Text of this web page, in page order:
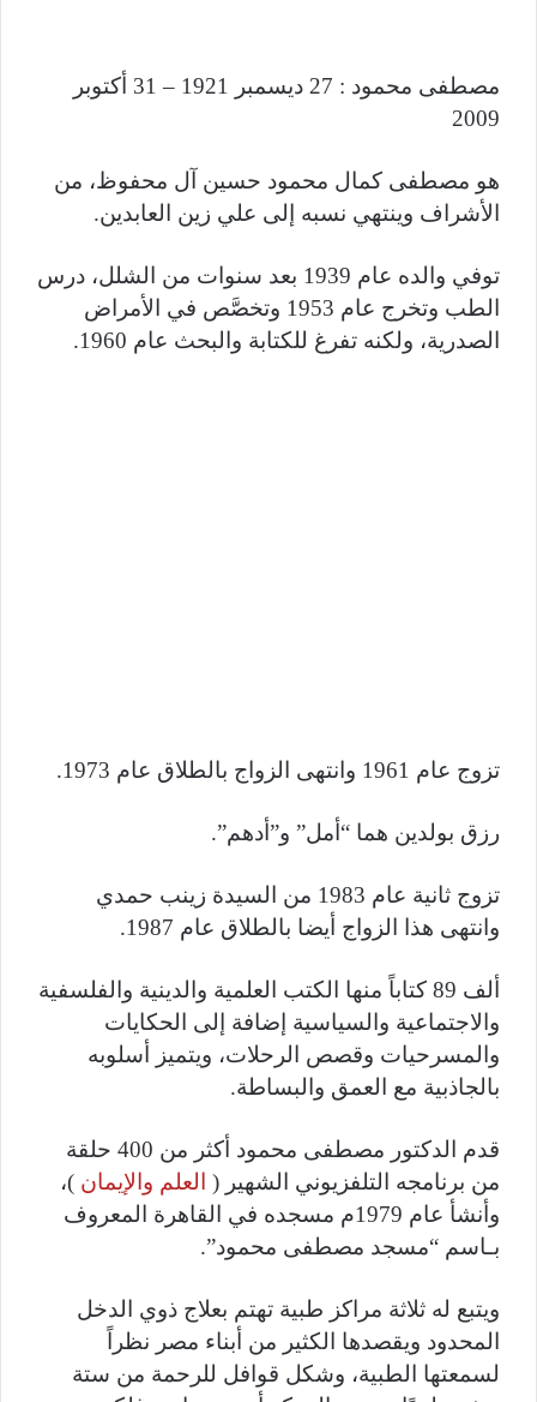
مصطفى محمود : 27 ديسمبر 1921 – 31 أكتوبر
2009
هو مصطفى كمال محمود حسين آل محفوظ، من
الأشراف وينتهي نسبه إلى علي زين العابدين.
توفي والده عام 1939 بعد سنوات من الشلل، درس
الطب وتخرج عام 1953 وتخصَّص في الأمراض
الصدرية، ولكنه تفرغ للكتابة والبحث عام 1960.
تزوج عام 1961 وانتهى الزواج بالطلاق عام 1973.
رزق بولدين هما “أمل” و”أدهم”.
تزوج ثانية عام 1983 من السيدة زينب حمدي
وانتهى هذا الزواج أيضا بالطلاق عام 1987.
ألف 89 كتاباً منها الكتب العلمية والدينية والفلسفية
والاجتماعية والسياسية إضافة إلى الحكايات
والمسرحيات وقصص الرحلات، ويتميز أسلوبه
بالجاذبية مع العمق والبساطة.
قدم الدكتور مصطفى محمود أكثر من 400 حلقة
من برنامجه التلفزيوني الشهير ( العلم والإيمان )،
وأنشأ عام 1979م مسجده في القاهرة المعروف
بـاسم “مسجد مصطفى محمود”.
ويتبع له ثلاثة مراكز طبية تهتم بعلاج ذوي الدخل
المحدود ويقصدها الكثير من أبناء مصر نظراً
لسمعتها الطبية، وشكل قوافل للرحمة من ستة